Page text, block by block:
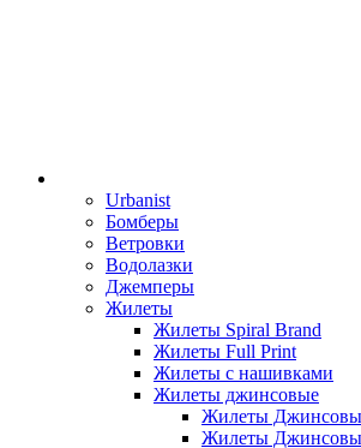
Urbanist
Бомберы
Ветровки
Водолазки
Джемперы
Жилеты
Жилеты Spiral Brand
Жилеты Full Print
Жилеты с нашивками
Жилеты джинсовые
Жилеты
Жилеты